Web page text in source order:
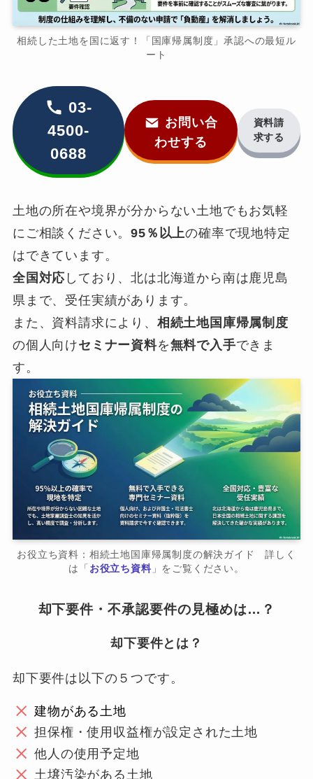
相続した土地を国に返す！「国庫帰属制度」承認への最短ル
ート
03-
4500-
0688
お問い合
わせする
資料請
求する
土地の所在や境界が分からない土地でもお気軽
にご相談ください。95％以上の確率で現地特定
はできています。
全国対応 しており、北は北海道から南は鹿児島
県まで、受任実績があります。
また、資料請求により、 相続土地国庫帰属制度
の個人向けセミナー資料を無料で入手できま
す。
お役立ち資料：相続土地国庫帰属制度の解決ガイド 詳しく
は「 お役立ち資料」をご覧ください。
却下要件・不承認要件の見極めは…？
却下要件とは？
却下要件は以下の５つです。
建物がある土地
担保権・使用収益権が設定された土地
他人の使用予定地
土壌汚染がある土地